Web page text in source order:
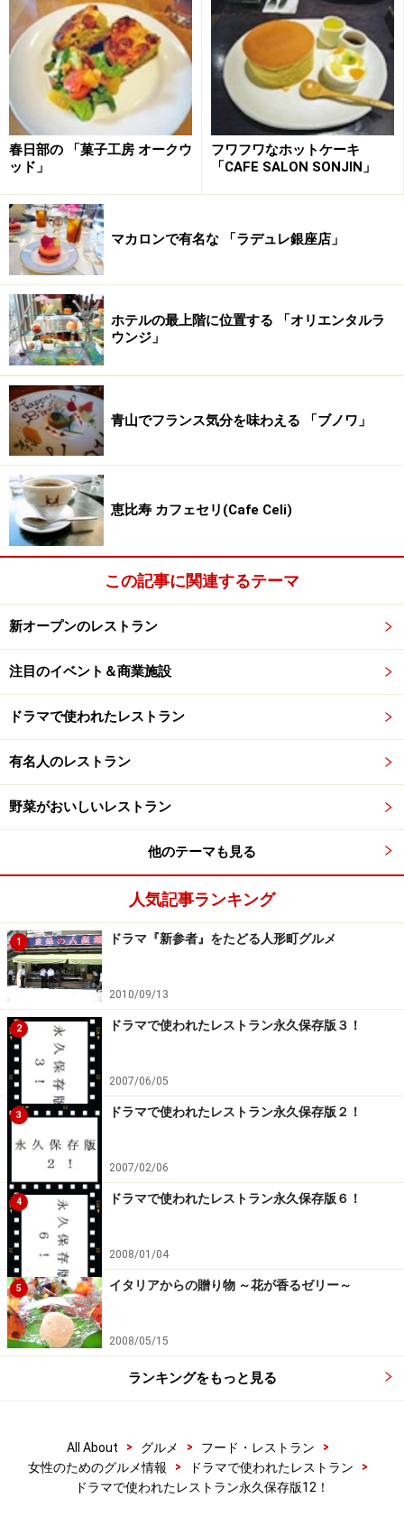
春日部の 「菓子工房 オークウ
ッド」
フワフワなホットケーキ
「CAFE SALON SONJIN」
マカロンで有名な 「ラデュレ銀座店」
ホテルの最上階に位置する 「オリエンタルラ
ウンジ」
青山でフランス気分を味わえる 「ブノワ」
恵比寿 カフェセリ(Cafe Celi)
この記事に関連するテーマ
新オープンのレストラン
注目のイベント＆商業施設
ドラマで使われたレストラン
有名人のレストラン
野菜がおいしいレストラン
他のテーマも見る
人気記事ランキング
1 ドラマ『新参者』をたどる人形町グルメ
2010/09/13
2 ドラマで使われたレストラン永久保存版３！
2007/06/05
3 ドラマで使われたレストラン永久保存版２！
2007/02/06
4 ドラマで使われたレストラン永久保存版６！
2008/01/04
5 イタリアからの贈り物 ～花が香るゼリー～
2008/05/15
ランキングをもっと見る
All About > グルメ > フード・レストラン
>
女性のためのグルメ情報
> ドラマで使われたレストラン
>
ドラマで使われたレストラン永久保存版12！